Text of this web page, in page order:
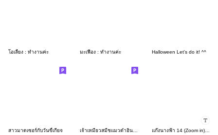
โอเลี้ยง : ทำงานค่ะ มะเฟือง : ทำงานค่ะ Halloween Let's do it! ^^
สาวมาดเซอร์กับวันขี้เกียจ แก๊งนางฟ้า 14 (Zoom in) เปลี่ยนชื่อได้